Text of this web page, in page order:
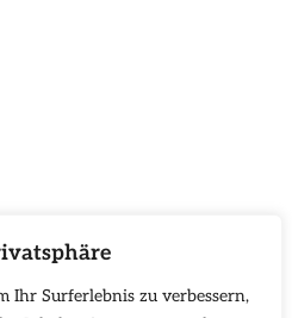
Ihr Surferlebnis zu verbessern,